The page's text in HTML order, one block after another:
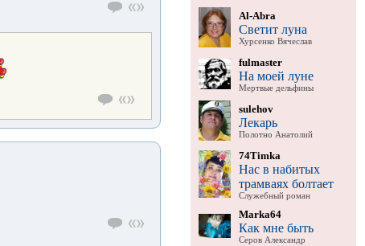
Al-Abra
Светит луна
Хурсенко Вячеслав
fulmaster
На моей луне
Мертвые дельфины
sulehov
Лекарь
Полотно Анатолий
74Timka
Нас в набитых
трамваях болтает
Служебный роман
Marka64
Как мне быть
Серов Александр